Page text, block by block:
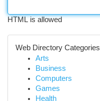
HTML is allowed
Web Directory Categories
Arts
Business
Computers
Games
Health